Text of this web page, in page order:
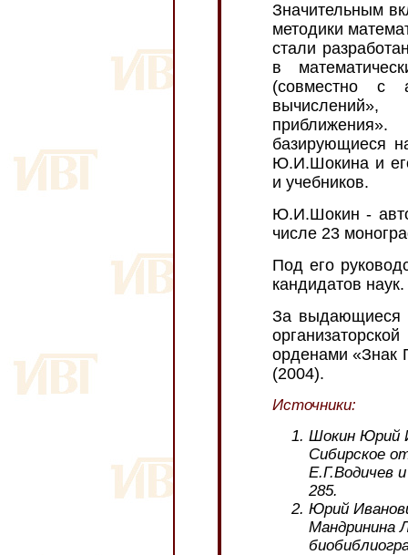
Значительным
методики
стали
в
(совместно с
базирующиеся
Ю.И.Шокина и
и учебников.
Ю.И.Шокин -
числе 23
Под его
кандидатов наук.
За выдающиеся
орденами «Знак
(2004).
Источники:
Шокин Юрий
Сибирское
Е.Г.Водичев
285.
Юрий
Мандринина